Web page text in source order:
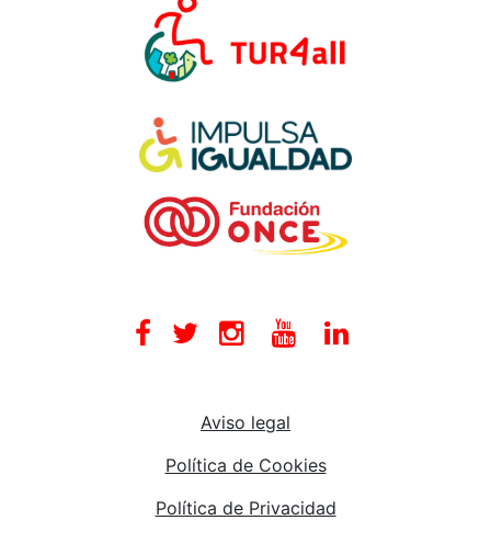
Facebook
TwitterInstagram
Youtube
Aviso legal
Política de Cookies
Política de Privacidad